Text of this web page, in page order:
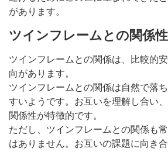
があります。
ツインフレームとの関係性
ツインフレームとの関係は、比較的
向があります。
ツインフレームとの関係は自然で落
すいようです。お互いを理解し合い
関係性が特徴的です。
ただし、ツインフレームとの関係も
はありません。お互いの課題に向き